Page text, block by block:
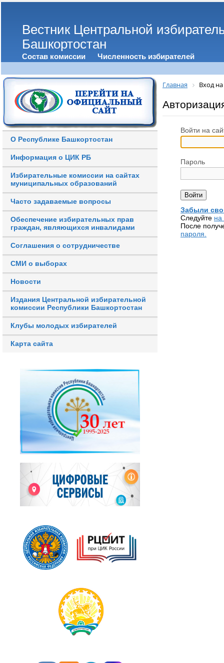
Вестник Центральной
Башкортостан
Состав комиссии Численность избирателей
О Республике Башкортостан
Информация о ЦИК РБ
Избирательные комиссии на сайтах
муниципальных образований
Часто задаваемые вопросы
Обеспечение избирательных прав
граждан, являющихся инвалидами
Соглашения о сотрудничестве
СМИ о выборах
Новости
Издания Центральной избирательной
комиссии Республики Башкортостан
Клубы молодых избирателей
Карта сайта
Главная Вход на
Войти на
Пароль
Забыли
Следуйте на
После
пароля.